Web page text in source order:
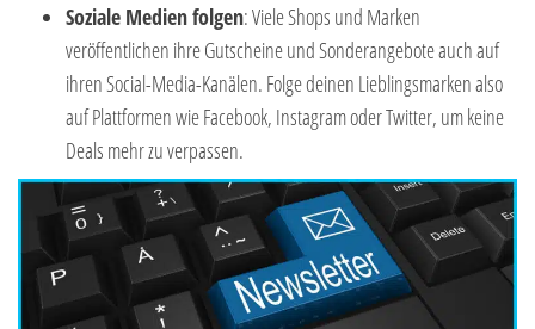
Soziale Medien folgen: Viele Shops und Marken
veröffentlichen ihre Gutscheine und Sonderangebote auch auf
ihren Social-Media-Kanälen. Folge deinen Lieblingsmarken also
auf Plattformen wie Facebook, Instagram oder Twitter, um keine
Deals mehr zu verpassen.